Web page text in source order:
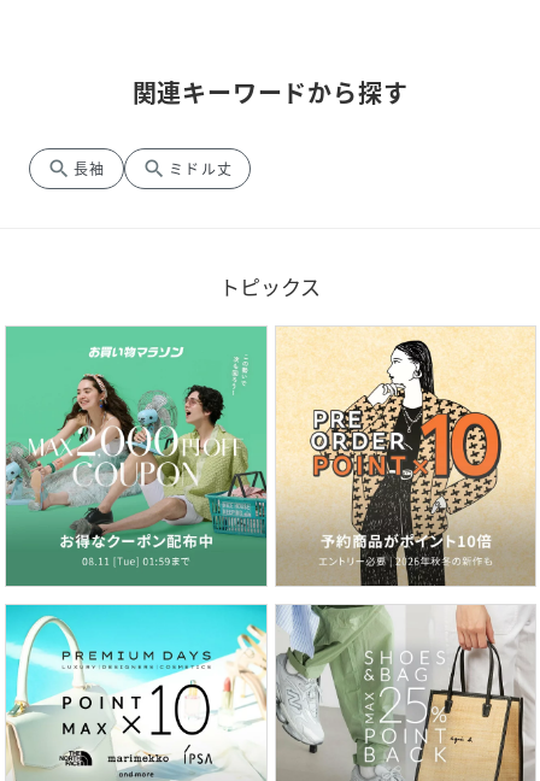
関連キーワードから探す
search 長袖 search ミドル丈
トピックス